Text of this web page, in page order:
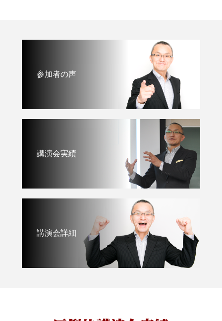
参加者の声
講演会実績
講演会詳細